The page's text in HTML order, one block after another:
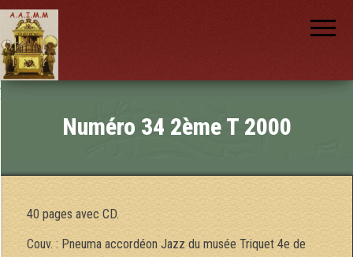
Musique
Numéro 34 2ème T 2000
40 pages avec CD.
Couv. : Pneuma accordéon Jazz du musée Triquet 4e de